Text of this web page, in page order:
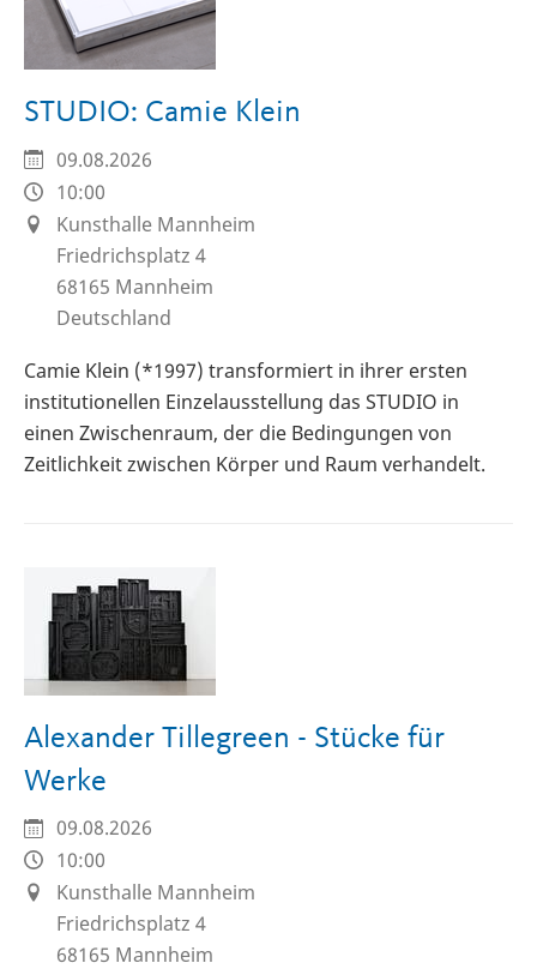
STUDIO: Camie Klein
09.08.2026
10:00
Kunsthalle Mannheim
Friedrichsplatz 4
68165 Mannheim
Deutschland
Camie Klein (*1997) transformiert in ihrer ersten
institutionellen Einzelausstellung das STUDIO in
einen Zwischenraum, der die Bedingungen von
Zeitlichkeit zwischen Körper und Raum verhandelt.
Alexander Tillegreen - Stücke für
Werke
09.08.2026
10:00
Kunsthalle Mannheim
Friedrichsplatz 4
68165 Mannheim